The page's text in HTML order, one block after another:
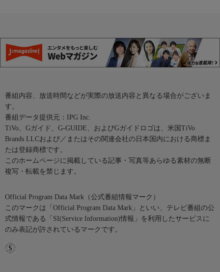
番組内容、放送時間などが実際の放送内容と異なる場合がございま
す。
番組データ提供元：IPG Inc.
TiVo、Gガイド、G-GUIDE、およびGガイドロゴは、米国TiVo
Brands LLCおよび／またはその関連会社の日本国内における商標ま
たは登録商標です。
このホームページに掲載している記事・写真等あらゆる素材の無断
複写・転載を禁じます。
Official Program Data Mark（公式番組情報マーク）
このマークは「Official Program Data Mark」といい、テレビ番組の公
式情報である「SI(Service Information)情報」を利用したサービスに
のみ表記が許されているマークです。